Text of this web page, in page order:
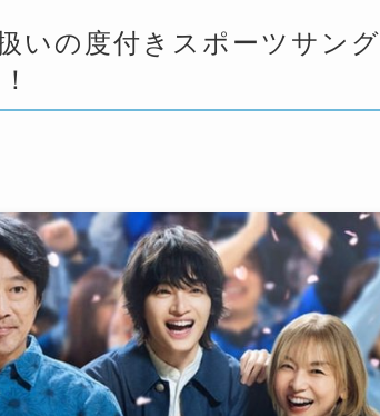
いの度付きスポーツサング